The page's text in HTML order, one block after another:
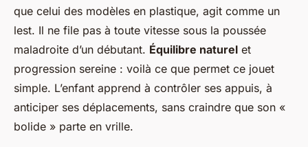
que celui des modèles en plastique, agit comme un
lest. Il ne file pas à toute vitesse sous la poussée
maladroite d’un débutant. Équilibre naturel et
progression sereine : voilà ce que permet ce jouet
simple. L’enfant apprend à contrôler ses appuis, à
anticiper ses déplacements, sans craindre que son «
bolide » parte en vrille.